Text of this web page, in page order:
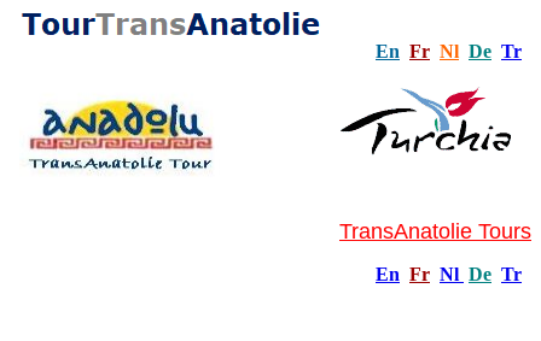
En Fr Nl De Tr
TransAnatolie Tours
En Fr Nl De Tr